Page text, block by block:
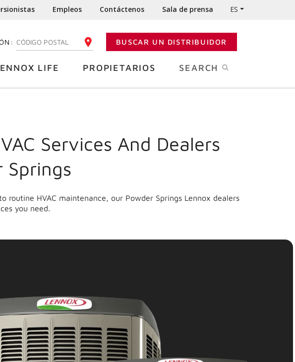
Empleos Contáctenos Sala de prensa ES
INGRESE SU CÓDIGO POSTAL BUSCAR UN DISTRIBUIDOR
LIFE PROPIETARIOS SEARCH
Services And Dealers
Springs
routine HVAC maintenance, our Powder Springs Lennox dealers
you need.